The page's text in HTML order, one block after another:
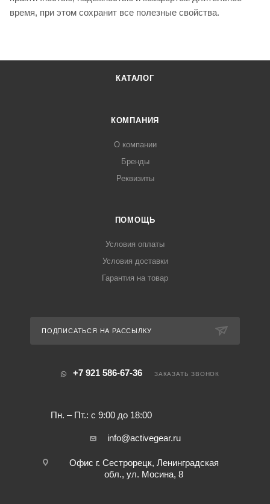
время, при этом сохранит все полезные свойства.
КАТАЛОГ
КОМПАНИЯ
О компании
Бренды
Реквизиты
ПОМОЩЬ
Условия оплаты
Условия доставки
Гарантия на товар
ПОДПИСАТЬСЯ НА РАССЫЛКУ
+7 921 586-67-36
Пн. – Пт.: с 9:00 до 18:00
ЗАКАЗАТЬ ЗВОНОК
info@activegear.ru
Офис г. Сестрорецк, Ленинградская
обл., ул. Мосина, 8